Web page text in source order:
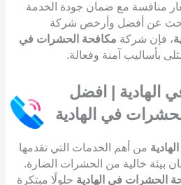
منافسة مع ضمان جودة الخدمة
تبحث عن أفضل وأرخص شركة
، فإن شركة مكافحة الحشرات في
بأساليب آمنة وفعالة.
الهادية | افضل
في الهادية
من أهم الخدمات التي تقدمها
بيئة خالية من الحشرات الضارة.
الحشرات في الهادية حلولًا مبتكرة